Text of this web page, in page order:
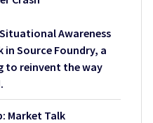
Awareness
in Source Foundry, a
to reinvent the way
Market Talk